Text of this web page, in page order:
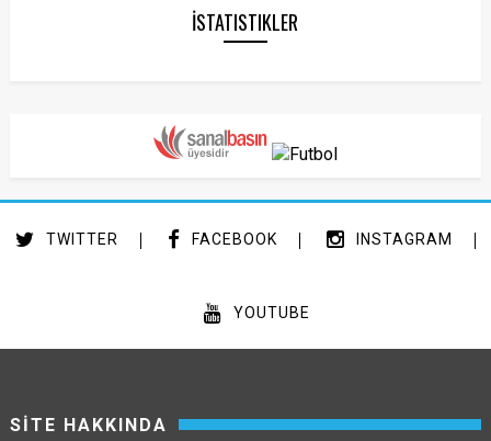
İSTATISTIKLER
TWITTER FACEBOOK INSTAGRAM
YOUTUBE
SİTE HAKKINDA